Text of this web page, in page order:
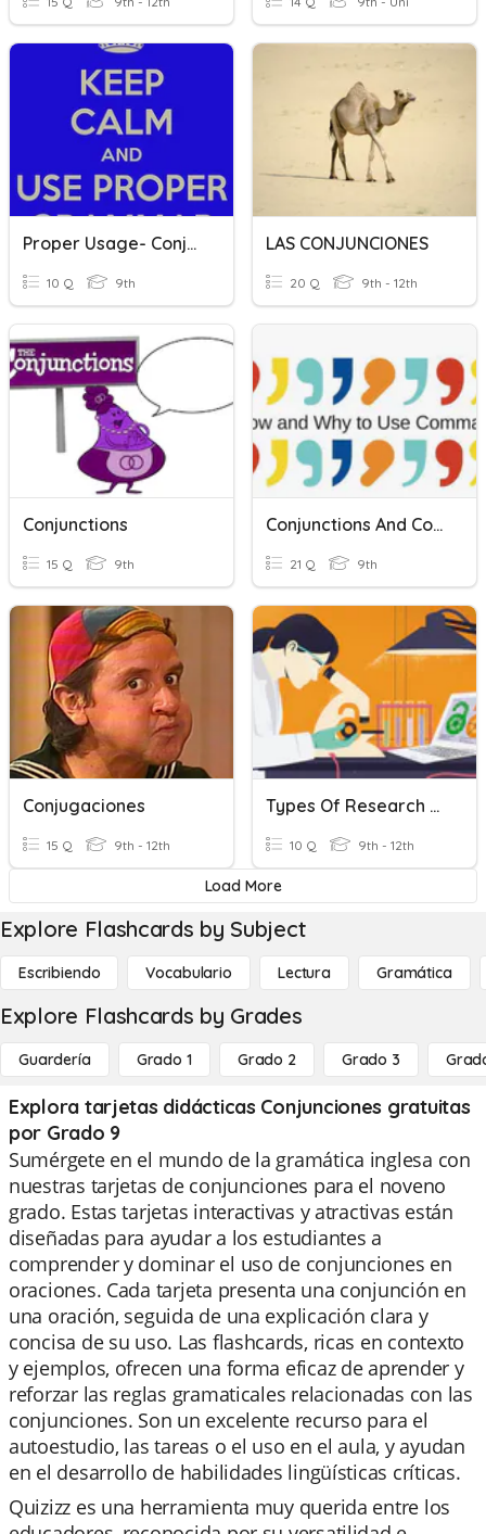
Proper Usage- Conjunctions
10 Q 9th
LAS CONJUNCIONES
20 Q 9th - 12th
Conjunctions
15 Q 9th
Conjunctions And Commas
21 Q 9th
Conjugaciones
15 Q 9th - 12th
Types Of Research Review
10 Q 9th - 12th
Load More
Explore Flashcards by Subject
Escribiendo Vocabulario Lectura Gramática
Explore Flashcards by Grades
Guardería Grado 1 Grado 2 Grado 3
Explora tarjetas didácticas Conjunciones gratuitas
por Grado 9
Sumérgete en el mundo de la gramática inglesa con
nuestras tarjetas de conjunciones para el noveno
grado. Estas tarjetas interactivas y atractivas están
diseñadas para ayudar a los estudiantes a
comprender y dominar el uso de conjunciones en
oraciones. Cada tarjeta presenta una conjunción en
una oración, seguida de una explicación clara y
concisa de su uso. Las flashcards, ricas en contexto
y ejemplos, ofrecen una forma eficaz de aprender y
reforzar las reglas gramaticales relacionadas con las
conjunciones. Son un excelente recurso para el
autoestudio, las tareas o el uso en el aula, y ayudan
en el desarrollo de habilidades lingüísticas críticas.
Quizizz es una herramienta muy querida entre los